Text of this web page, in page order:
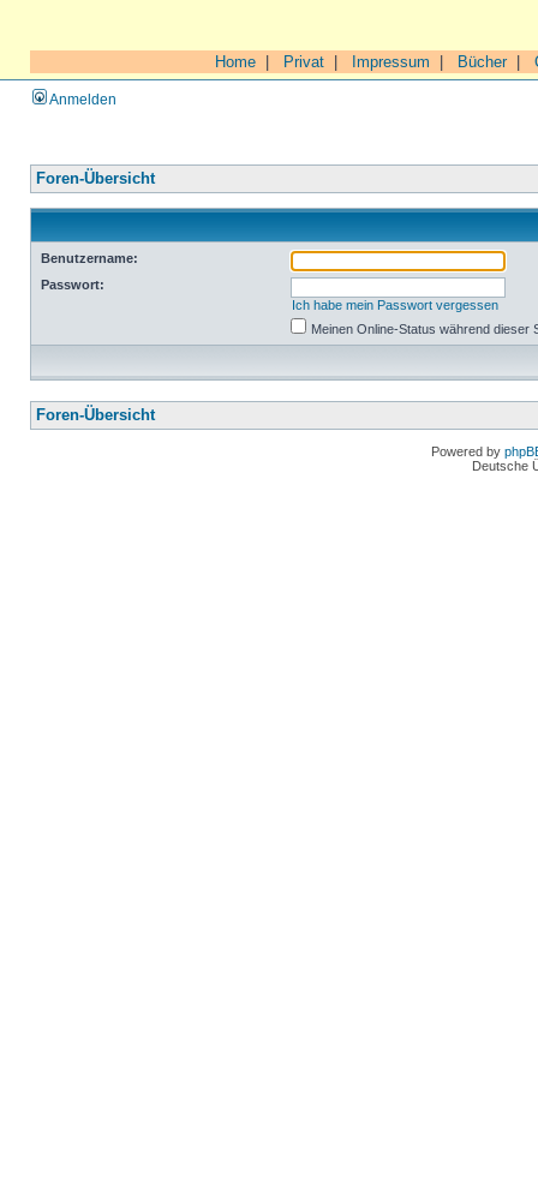
Home Privat Impressum Bücher|
Anmelden
Foren-Übersicht
Benutzername:
Passwort:
Ich habe mein Passwort vergessen
Meinen Online-Status während dieser
Foren-Übersicht
Powered by
Deutsche